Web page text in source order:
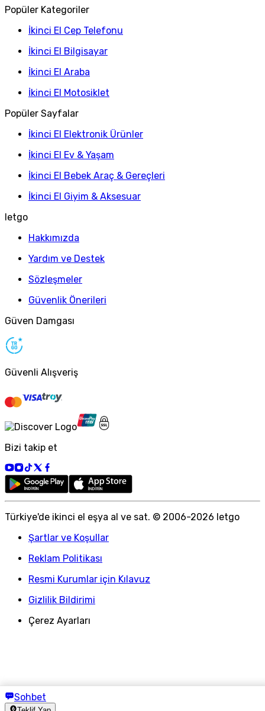
Sohbet
Popüler Kategoriler
İkinci El Cep Telefonu
İkinci El Bilgisayar
İkinci El Araba
İkinci El Motosiklet
Popüler Sayfalar
İkinci El Elektronik Ürünler
İkinci El Ev & Yaşam
İkinci El Bebek Araç & Gereçleri
İkinci El Giyim & Aksesuar
letgo
Hakkımızda
Yardım ve Destek
Sözleşmeler
Güvenlik Önerileri
Güven Damgası
Güvenli Alışveriş
Bizi takip et
Türkiye'de ikinci el eşya al ve sat. © 2006-2026 letgo
Şartlar ve Koşullar
Reklam Politikası
Resmi Kurumlar için Kılavuz
Gizlilik Bildirimi
Çerez Ayarları